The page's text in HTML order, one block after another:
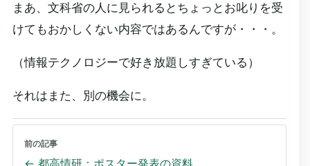
まあ、文科省の人に見られるとちょっとお叱りを受
けてもおかしくない内容ではあるんですが・・・。
（情報テクノロジーで好き放題しすぎている）
それはまた、別の機会に。
前の記事
← 都高情研：ポスター発表の資料